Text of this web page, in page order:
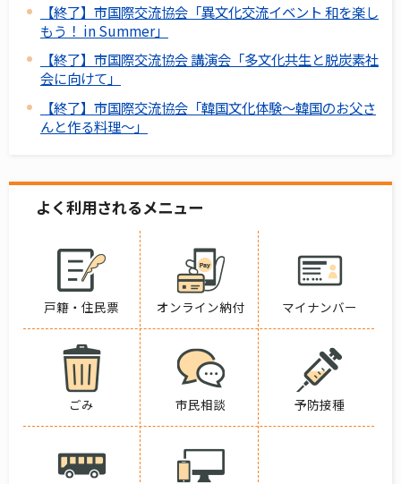
【終了】市国際交流協会「異文化交流イベント 和を楽し
もう！ in Summer」
【終了】市国際交流協会 講演会「多文化共生と脱炭素社
会に向けて」
【終了】市国際交流協会「韓国文化体験～韓国のお父さ
んと作る料理～」
よく利用されるメニュー
戸籍・住民票 オンライン納付 マイナンバー
ごみ 市民相談 予防接種